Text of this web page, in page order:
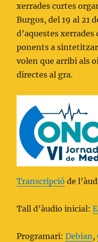
xerrades curtes
Burgos, del 19 al 21
d’aquestes
ponents a
volen que arribi als
directes al gra.
Transcripció de
Tall d’àudio inicial:
Programari:Debian,